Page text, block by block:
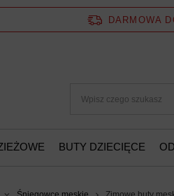
DARMOWA
BUTY DZIECIĘCE